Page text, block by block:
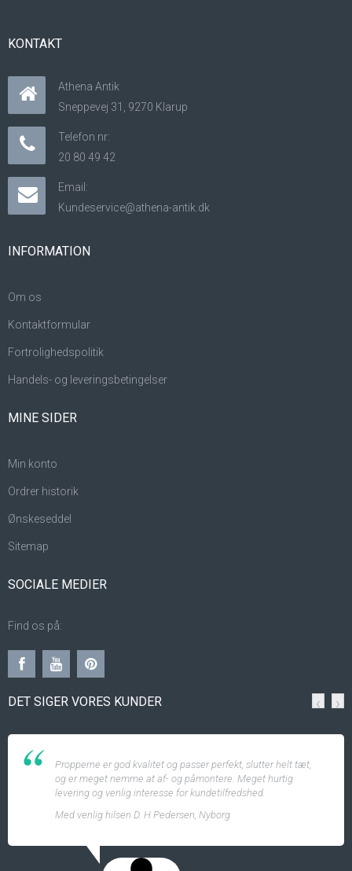
KONTAKT
Athena Antik
Sneppevej 31, 9270 Klarup
Telefon nr:
20 80 49 42
Email:
Kundeservice@athena-antik.dk
INFORMATION
Om os
Kontaktformular
Fortrolighedspolitik
Handels- og leveringsbetingelser
MINE SIDER
Min konto
Ordrer historik
Ønskeseddel
Sitemap
SOCIALE MEDIER
Find os på:
DET SIGER VORES KUNDER
Propperne er god kvalitet og passer perfekt, slutter helt tæt,
og er meget nemme at af- og påmontere. Meget hurtig
levering og venlig interesse for kundetilfredshed.
Med venlig hilsen D. H Pedersen, Nyborg
‹ ›